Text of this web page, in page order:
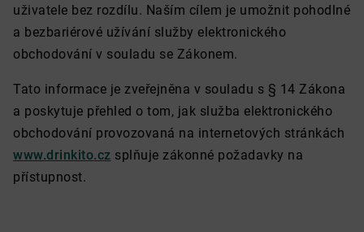
uživatele bez rozdílu. Naším cílem je umožnit pohodlné
a bezbariérové užívání služby elektronického
obchodování v souladu se Zákonem.
Tato informace je zveřejněna v souladu s § 14 Zákona
a poskytuje přehled o tom, jak služba elektronického
obchodování provozovaná na internetových stránkách
www.drinkito.cz splňuje zákonné požadavky na
přístupnost.